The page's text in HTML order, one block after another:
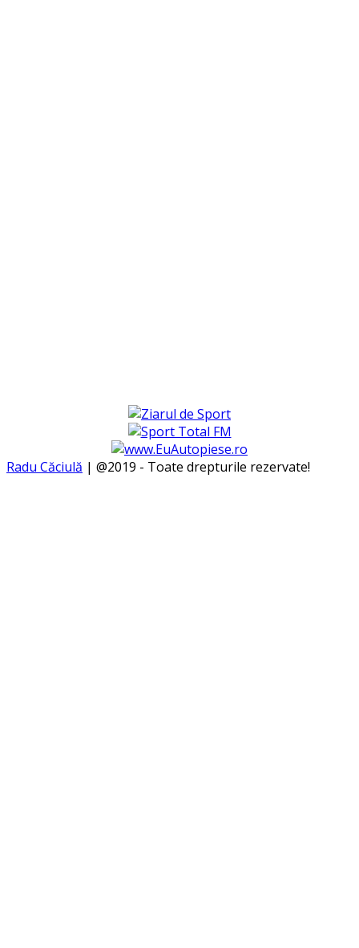
Radu Căciulă | @2019 - Toate drepturile rezervate!